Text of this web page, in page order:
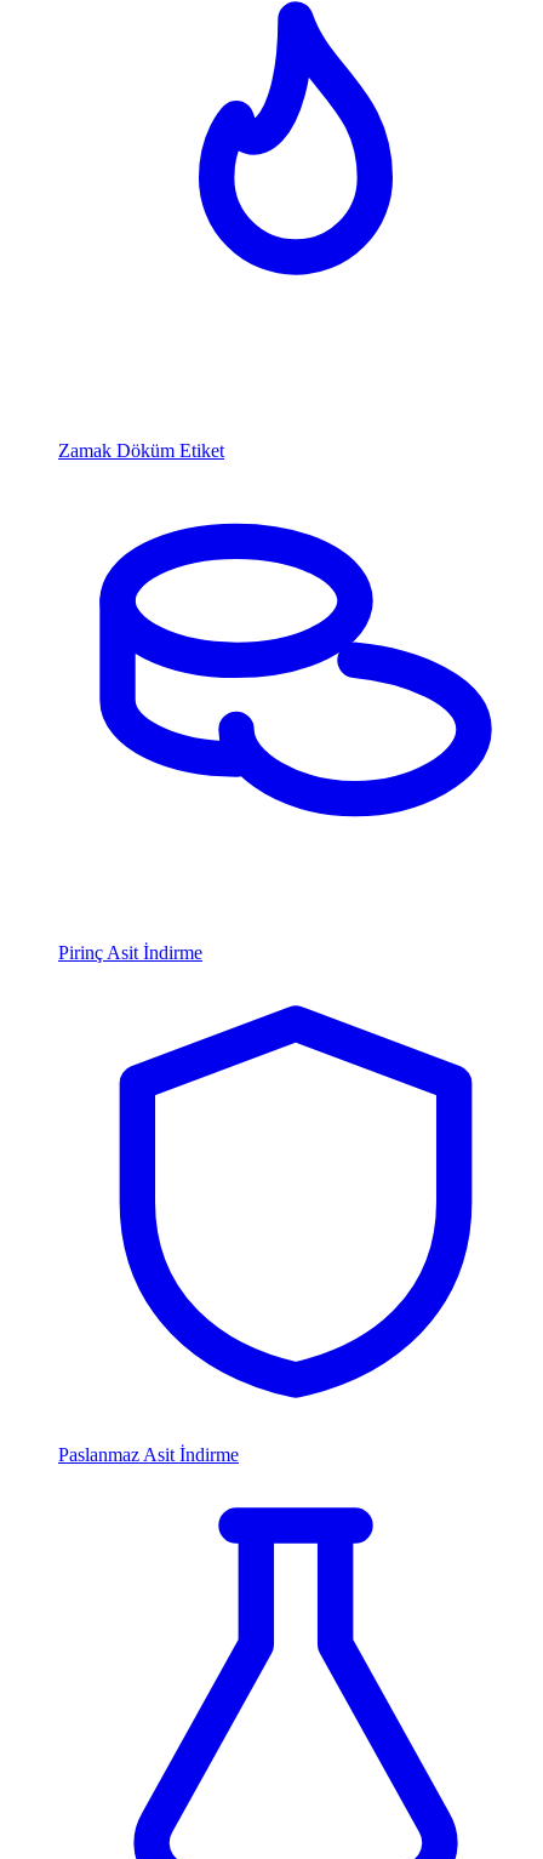
Zamak Döküm Etiket
Pirinç Asit İndirme
Paslanmaz Asit İndirme